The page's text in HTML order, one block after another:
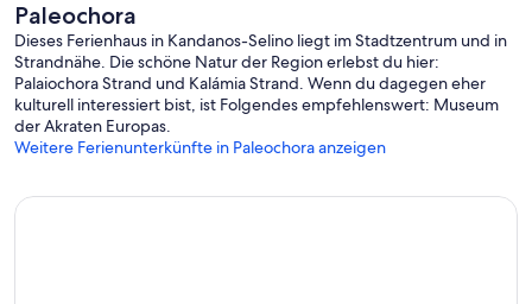
Paleochora
Dieses Ferienhaus in Kandanos-Selino liegt im Stadtzentrum und in
Strandnähe. Die schöne Natur der Region erlebst du hier:
Palaiochora Strand und Kalámia Strand. Wenn du dagegen eher
kulturell interessiert bist, ist Folgendes empfehlenswert: Museum
der Akraten Europas.
Weitere Ferienunterkünfte in Paleochora anzeigen